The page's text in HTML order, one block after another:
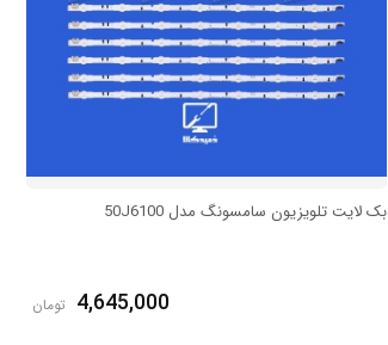
بک لایت تلویزیون سامسونگ مدل 50J6100
4,645,000 تومان